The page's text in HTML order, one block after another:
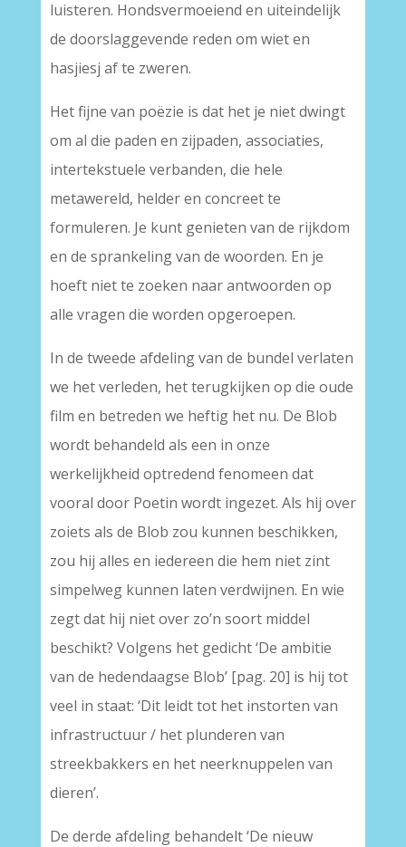
luisteren. Hondsvermoeiend en uiteindelijk
de doorslaggevende reden om wiet en
hasjiesj af te zweren.
Het fijne van poëzie is dat het je niet dwingt
om al die paden en zijpaden, associaties,
intertekstuele verbanden, die hele
metawereld, helder en concreet te
formuleren. Je kunt genieten van de rijkdom
en de sprankeling van de woorden. En je
hoeft niet te zoeken naar antwoorden op
alle vragen die worden opgeroepen.
In de tweede afdeling van de bundel verlaten
we het verleden, het terugkijken op die oude
film en betreden we heftig het nu. De Blob
wordt behandeld als een in onze
werkelijkheid optredend fenomeen dat
vooral door Poetin wordt ingezet. Als hij over
zoiets als de Blob zou kunnen beschikken,
zou hij alles en iedereen die hem niet zint
simpelweg kunnen laten verdwijnen. En wie
zegt dat hij niet over zo’n soort middel
beschikt? Volgens het gedicht ‘De ambitie
van de hedendaagse Blob’ [pag. 20] is hij tot
veel in staat: ‘Dit leidt tot het instorten van
infrastructuur / het plunderen van
streekbakkers en het neerknuppelen van
dieren’.
De derde afdeling behandelt ‘De nieuw